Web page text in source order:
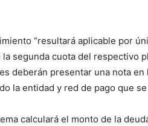
“resultará aplicable por
segunda cuota del respectivo
deberán presentar una nota en
la entidad y red de pago que se
calculará el monto de la